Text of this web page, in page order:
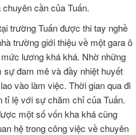
cần của Tuấn.
Tuấn được thi tay nghề
trường giới thiệu về một gara ô
lương khá khá. Nhờ những
đam mê và đầy nhiệt huyết
vào làm việc. Thời gian qua đi
tỉ lệ với sự chăm chỉ của Tuấn.
một số vốn kha khá cũng
hệ trong công việc về chuyên